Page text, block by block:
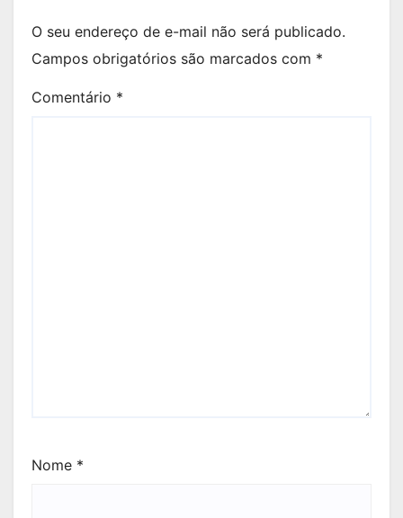
O seu endereço de e-mail não será publicado.
Campos obrigatórios são marcados com *
Comentário *
Nome *